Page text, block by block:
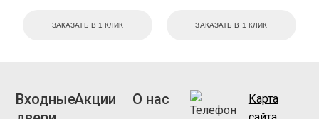
ЗАКАЗАТЬ В 1 КЛИК ЗАКАЗАТЬ В 1 КЛИК
ВходныеАкции О нас
Карта